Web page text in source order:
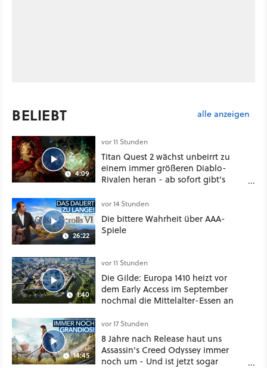
BELIEBT alle anzeigen
4:09
vor 11 Stunden
Titan Quest 2 wächst unbeirrt zu
einem immer größeren Diablo-
Rivalen heran - ab sofort gibt's
Klasse
26:22
vor 14 Stunden
Die bittere Wahrheit über AAA-
Spiele
1:40
vor 11 Stunden
Die Gilde: Europa 1410 heizt vor
dem Early Access im September
nochmal die Mittelalter-Essen an
14:45
vor 17 Stunden
8 Jahre nach Release haut uns
Assassin's Creed Odyssey immer
noch um - Und ist jetzt sogar